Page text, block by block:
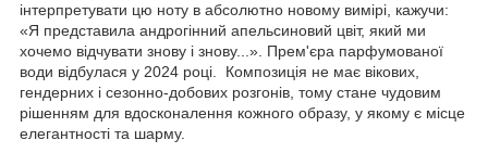
інтерпретувати цю ноту в абсолютно новому вимірі, кажучи:
«Я представила андрогінний апельсиновий цвіт, який ми
хочемо відчувати знову і знову...». Прем'єра парфумованої
води відбулася у 2024 році. Композиція не має вікових,
гендерних і сезонно-добових розгонів, тому стане чудовим
рішенням для вдосконалення кожного образу, у якому є місце
елегантності та шарму.